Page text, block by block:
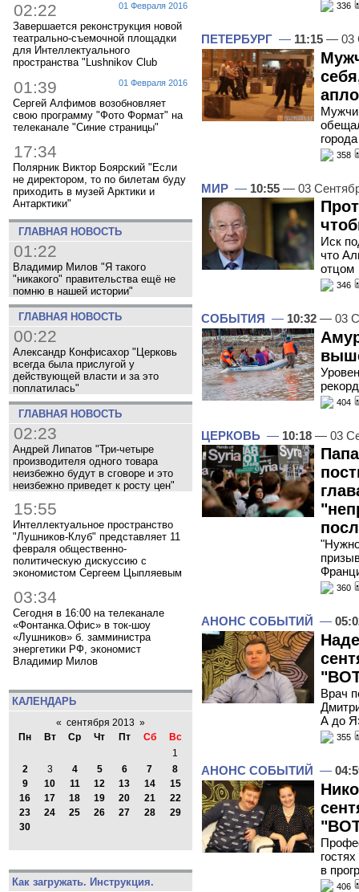
01 Февраля 2016
02:22
Завершается реконструкция новой
театрально-съемочной площадки
для Интеллектуального
пространства "Lushnikov Club
01 Февраля 2016
01:39
Сергей Алфимов возобновляет
свою программу "Фото Формат" на
телеканале "Синие страницы"
17:34
Полярник Виктор Боярский "Если
не директором, то по билетам буду
приходить в музей Арктики и
Антарктики"
ГЛАВНАЯ НОВОСТЬ
01:22
Владимир Милов "Я такого
"никакого" правительства ещё не
помню в нашей истории"
ГЛАВНАЯ НОВОСТЬ
00:22
Александр Конфисахор "Церковь
всегда была прислугой у
действующей власти и за это
поплатилась"
ГЛАВНАЯ НОВОСТЬ
02:23
Андрей Липатов "Три-четыре
производителя одного товара
неизбежно будут в сговоре и это
неизбежно приведет к росту цен"
15:55
Интеллектуальное пространство
"Лушников-Клуб" представляет 11
февраля общественно-
политическую дискуссию с
экономистом Сергеем Цыпляевым
03:34
Сегодня в 16:00 на телеканале
«Фонтанка.Офис» в ток-шоу
«Лушников» б. замминистра
энергетики РФ, экономист
Владимир Милов
КАЛЕНДАРЬ
« сентября 2013 »
Пн
Вт Ср Чт Пт Сб
Вс
1
2
3 4 5 6 7
8
9
10 11 12 13 14
15
16
17 18 19 20 21
22
23
24 25 26 27 28
29
30
Как загружать. Инструкция.
336
ПЕТЕРБУРГ — 11:15 — 03
города
358
МИР — 10:55 — 03
Иск
что
отцом
346
СОБЫТИЯ — 10:32 — 03
404
ЦЕРКОВЬ — 10:18 — 03
360
АНОНС СОБЫТИЙ —
Врач
А до
355
АНОНС СОБЫТИЙ —
в
406